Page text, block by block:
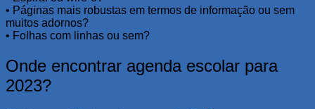
• Páginas mais robustas em termos de informação ou sem
muitos adornos?
• Folhas com linhas ou sem?
Onde encontrar agenda escolar para
2023?